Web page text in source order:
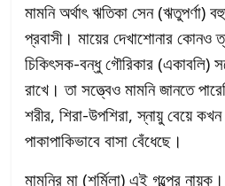
মামনি অর্থাৎ ঋতিকা সেন (ঋতুপর্ণা)
প্রবাসী। মায়ের দেখাশোনার কোনও
চিকিৎসক-বন্ধু গৌরিকার (একাবলি)
রাখে। তা সত্ত্বেও মামনি জানতে
শরীর, শিরা-উপশিরা, স্নায়ু বেয়ে
পাকাপাকিভাবে বাসা বেঁধেছে।
মামনির মা (শর্মিলা) এই গল্পের